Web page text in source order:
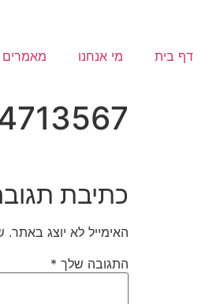
דף בית מי אנחנו מאמרים
כתיבת
האימייל לא יוצג באתר.
התגובה שלך *